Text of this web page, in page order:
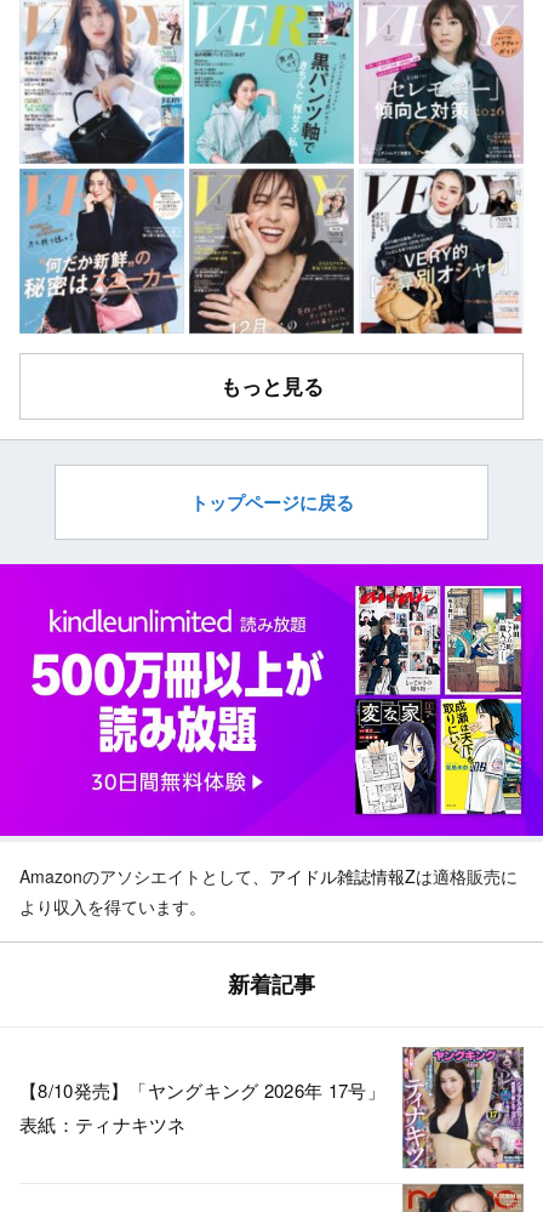
もっと見る
トップページに戻る
Amazonのアソシエイトとして、 アイドル雑誌情報Zは適格販売に
より収入を得ています。
新着記事
【8/10発売】「ヤングキング 2026年 17号」
表紙：ティナキツネ